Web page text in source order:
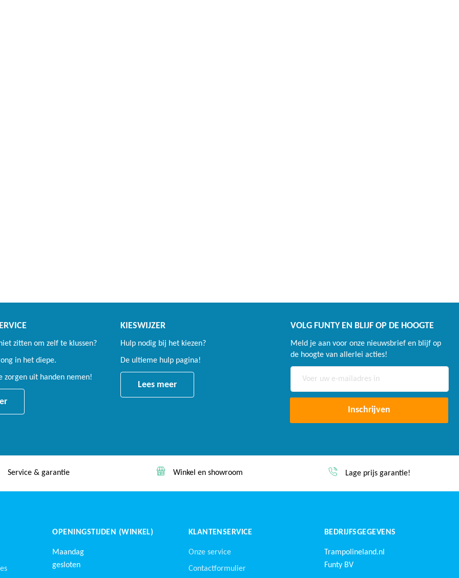
zitten om zelf te klussen?
in het diepe.
zorgen uit handen nemen!
KIESWIJZER
Hulp nodig bij het kiezen?
De ultieme hulp pagina!
Lees meer
VOLG FUNTY EN BLIJF OP DE HOOGTE
Meld je aan voor onze nieuwsbrief en blijf op
de hoogte van allerlei acties!
op
Inschrijven
Winkel en showroom Lage prijs garantie! dezelfde werkdag verzonden*
OPENINGSTIJDEN (WINKEL)
Maandag
gesloten
KLANTENSERVICE
Onze service
Contactformulier
BEDRIJFSGEGEVENS
Trampolineland.nl
Funty BV